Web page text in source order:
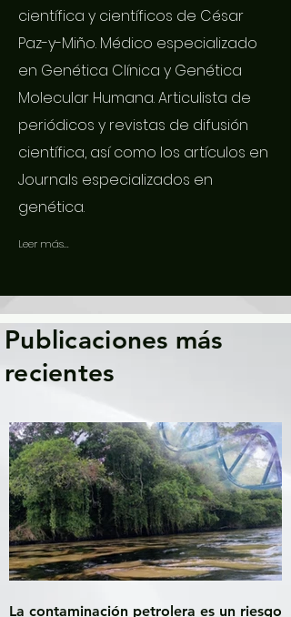
científica y científicos de César
Paz-y-Miño. Médico especializado
en Genética Clínica y Genética
Molecular Humana. Articulista de
periódicos y revistas de difusión
científica, así como los artículos en
Journals especializados en
genética.
Leer más...
Publicaciones más
recientes
La contaminación petrolera es un riesgo